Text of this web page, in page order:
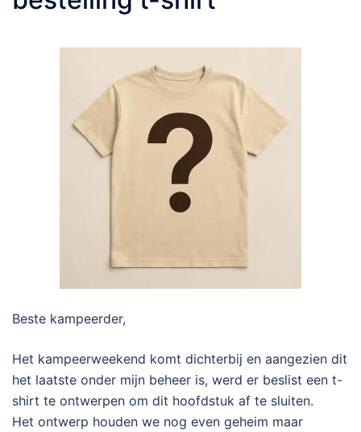
Beste kampeerder,
Het kampeerweekend komt dichterbij en aangezien dit
het laatste onder mijn beheer is, werd er beslist een t-
shirt te ontwerpen om dit hoofdstuk af te sluiten.
Het ontwerp houden we nog even geheim maar